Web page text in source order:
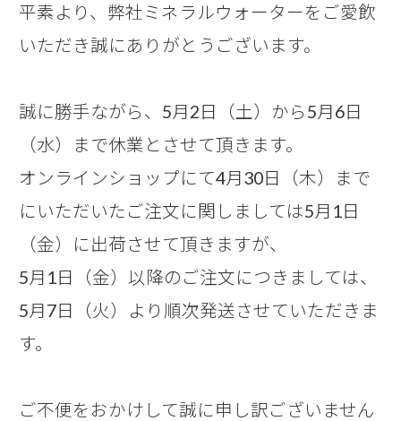
平素より、弊社ミネラルウォーターをご愛飲
いただき誠にありがとうございます。
誠に勝手ながら、5月2日（土）から5月6日
（水）まで休業とさせて頂きます。
オンラインショップにて4月30日（木）まで
にいただいたご注文に関しましては5月1日
（金）に出荷させて頂きますが、
5月1日（金）以降のご注文につきましては、
5月7日（火）より順次発送させていただきま
す。
ご不便をおかけして誠に申し訳ございません